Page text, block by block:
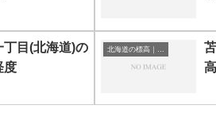
目(北海道)の
度